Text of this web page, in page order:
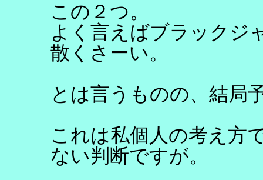
この２つ。
よく言えばブラックジ
散くさーい。
とは言うものの、結局
これは私個人の考え方
ない判断ですが。